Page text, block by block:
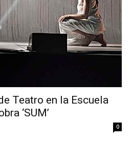
Teatro en la Escuela
‘SUM’
0